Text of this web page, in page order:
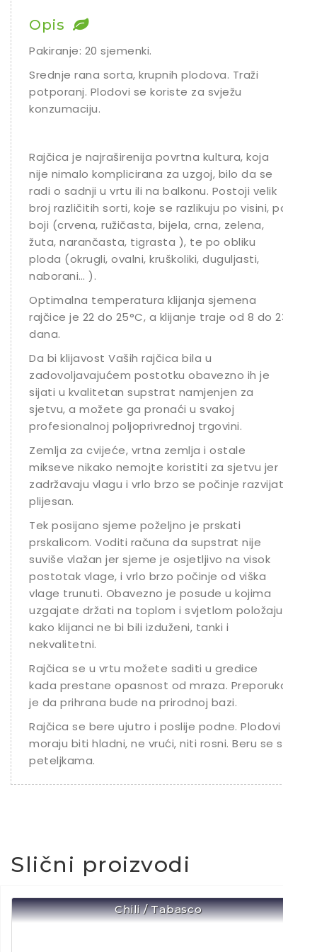
Chili
Opis
Pakiranje: 20 sjemenki.
Srednje rana sorta, krupnih plodova. Traži
potporanj. Plodovi se koriste za svježu
konzumaciju.
Rajčica je najraširenija povrtna kultura, koja
nije nimalo komplicirana za uzgoj, bilo da se
radi o sadnji u vrtu ili na balkonu. Postoji velik
broj različitih sorti, koje se razlikuju po visini, po
boji (crvena, ružičasta, bijela, crna, zelena,
žuta, narančasta, tigrasta ), te po obliku
ploda (okrugli, ovalni, kruškoliki, duguljasti,
naborani… ).
Optimalna temperatura klijanja sjemena
rajčice je 22 do 25°C, a klijanje traje od 8 do 23
dana.
Da bi klijavost Vaših rajčica bila u
zadovoljavajućem postotku obavezno ih je
sijati u kvalitetan supstrat namjenjen za
sjetvu, a možete ga pronaći u svakoj
profesionalnoj poljoprivrednoj trgovini.
Zemlja za cvijeće, vrtna zemlja i ostale
mikseve nikako nemojte koristiti za sjetvu jer
zadržavaju vlagu i vrlo brzo se počinje razvijati
plijesan.
Tek posijano sjeme poželjno je prskati
prskalicom. Voditi računa da supstrat nije
suviše vlažan jer sjeme je osjetljivo na visok
postotak vlage, i vrlo brzo počinje od viška
vlage trunuti. Obavezno je posude u kojima
uzgajate držati na toplom i svjetlom položaju
kako klijanci ne bi bili izduženi, tanki i
nekvalitetni.
Rajčica se u vrtu možete saditi u gredice
kada prestane opasnost od mraza. Preporuka
je da prihrana bude na prirodnoj bazi.
Rajčica se bere ujutro i poslije podne. Plodovi
moraju biti hladni, ne vrući, niti rosni. Beru se s
peteljkama.
Slični proizvodi
Chili / Tabasco